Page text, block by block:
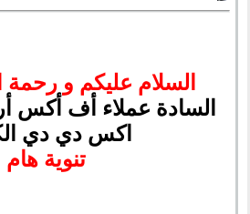
السلام عليكم و رحمة
السادة عملاء أف أكس
اكس دي دي
تنوية هام